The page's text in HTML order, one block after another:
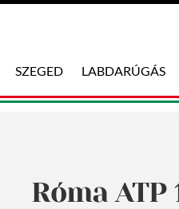
SZEGED LABDARÚGÁS
Róma